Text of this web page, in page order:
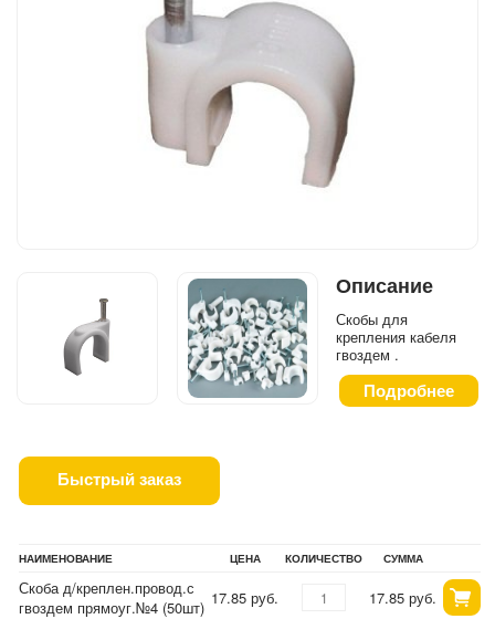
Описание
Скобы для
крепления кабеля
гвоздем .
Подробнее
Быстрый заказ
НАИМЕНОВАНИЕ ЦЕНА КОЛИЧЕСТВО СУММА
Скоба д/креплен.провод.с
гвоздем прямоуг.№4 (50шт) 17.85 руб.
17.85 руб.